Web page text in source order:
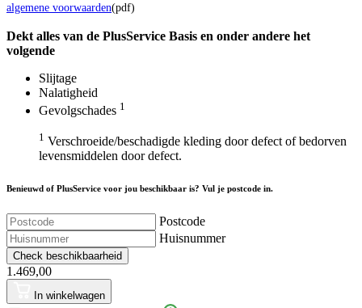
algemene voorwaarden(pdf)
Dekt alles van de PlusService Basis en onder andere het
volgende
Slijtage
Nalatigheid
Gevolgschades 1
1 Verschroeide/beschadigde kleding door defect of bedorven
levensmiddelen door defect.
Benieuwd of PlusService voor jou beschikbaar is? Vul je postcode in.
Postcode
Huisnummer
Check beschikbaarheid
1.469,00
In winkelwagen